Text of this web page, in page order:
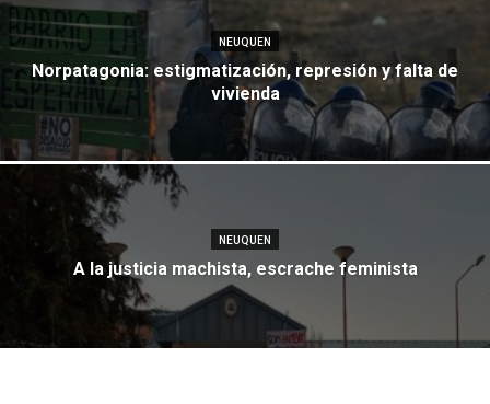
NEUQUEN
Norpatagonia: estigmatización, represión y falta de
vivienda
NEUQUEN
A la justicia machista, escrache feminista